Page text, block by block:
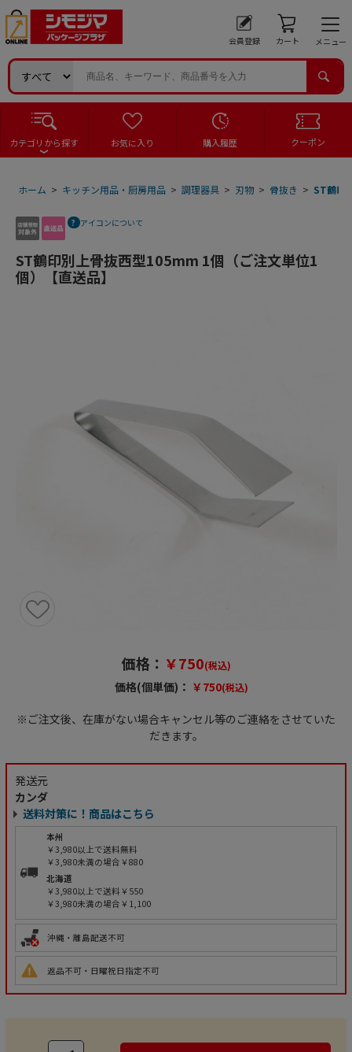
会員登録 カート メニュー
カテゴリから探す お気に入り 購入履歴 クーポン
ホーム > キッチン用品・厨房用品 > 調理器具 > 刃物 > 骨抜き > ST鶴印
アイコンについて
ST鶴印別上骨抜西型105mm 1個（ご注文単位1
個）【直送品】
価格： ￥750(税込)
価格(個単価)： ￥750(税込)
※ご注文後、在庫がない場合キャンセル等のご連絡をさせていた
だきます。
発送元
カンダ
送料対策に！商品はこちら
本州
￥3,980以上で送料無料
￥3,980未満の場合￥880
北海道
￥3,980以上で送料￥550
￥3,980未満の場合￥1,100
沖縄・離島配送不可
返品不可・日曜祝日指定不可